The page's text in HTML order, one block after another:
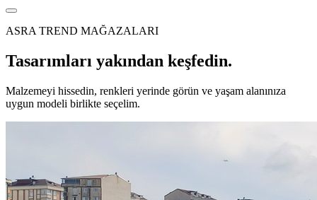
ASRA TREND MAĞAZALARI
Tasarımları yakından keşfedin.
Malzemeyi hissedin, renkleri yerinde görün ve yaşam alanınıza
uygun modeli birlikte seçelim.